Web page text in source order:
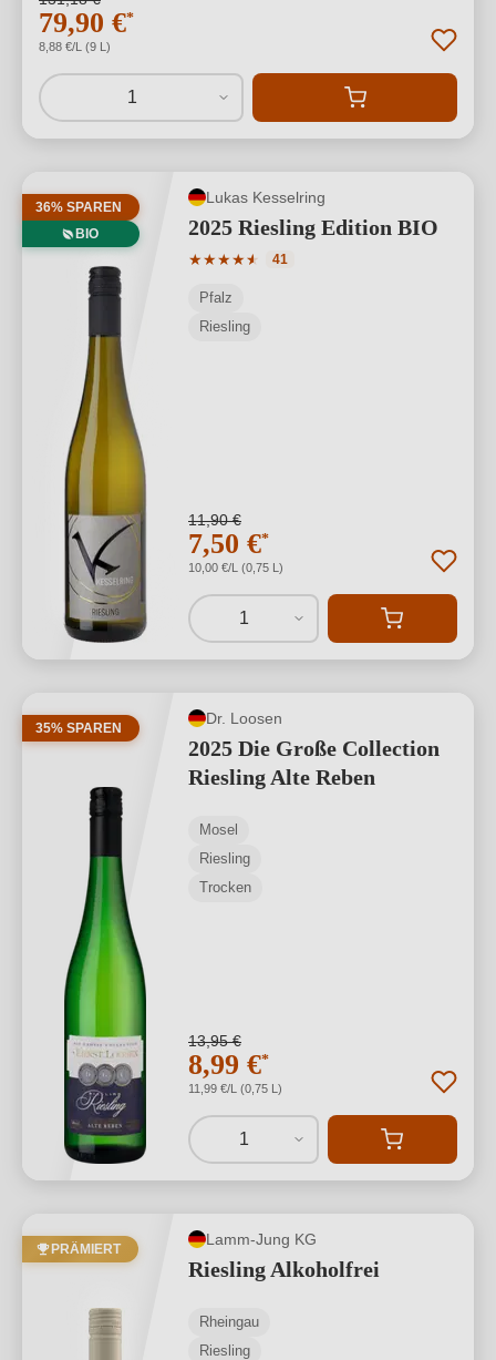
79,90 €*
8,88 €/L (9 L)
1
36% SPAREN
BIO
Lukas Kesselring
2025 Riesling Edition BIO
★★★★★
★
Durchschnittliche Bewertung von 4.88
41
Pfalz
Riesling
11,90 €
7,50 €*
10,00 €/L (0,75 L)
1
35% SPAREN
Dr. Loosen
2025 Die Große Collection
Riesling Alte Reben
Mosel
Riesling
Trocken
13,95 €
8,99 €*
11,99 €/L (0,75 L)
1
PRÄMIERT
Lamm-Jung KG
Riesling Alkoholfrei
Rheingau
Riesling